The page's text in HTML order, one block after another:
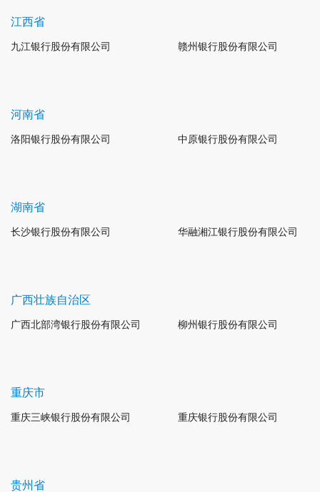
江西省
九江银行股份有限公司 赣州银行股份有限公司
河南省
洛阳银行股份有限公司 中原银行股份有限公司
湖南省
长沙银行股份有限公司 华融湘江银行股份有限公司
广西壮族自治区
广西北部湾银行股份有限公司 柳州银行股份有限公司
重庆市
重庆三峡银行股份有限公司 重庆银行股份有限公司
贵州省